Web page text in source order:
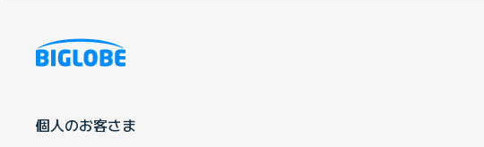
個人のお客さま